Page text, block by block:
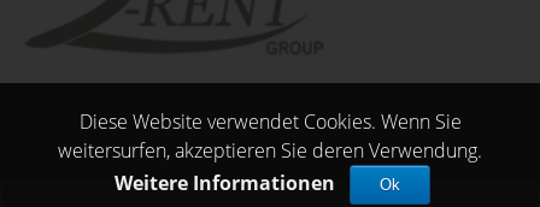
Diese Website verwendet Cookies. Wenn Sie
weitersurfen, akzeptieren Sie deren Verwendung.
Weitere Informationen
Ok